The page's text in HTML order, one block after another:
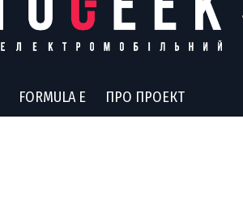
FORMULA E ПРО ПРОЕКТ